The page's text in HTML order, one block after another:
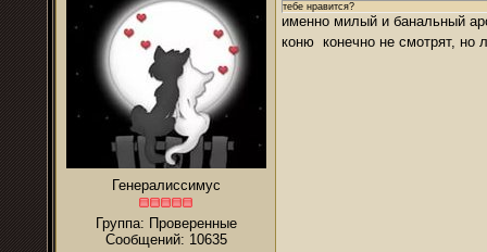
Генералиссимус
Группа: Проверенные
Сообщений: 10635
тебе нравится?
именно милый и банальный
коню конечно не смотрят,